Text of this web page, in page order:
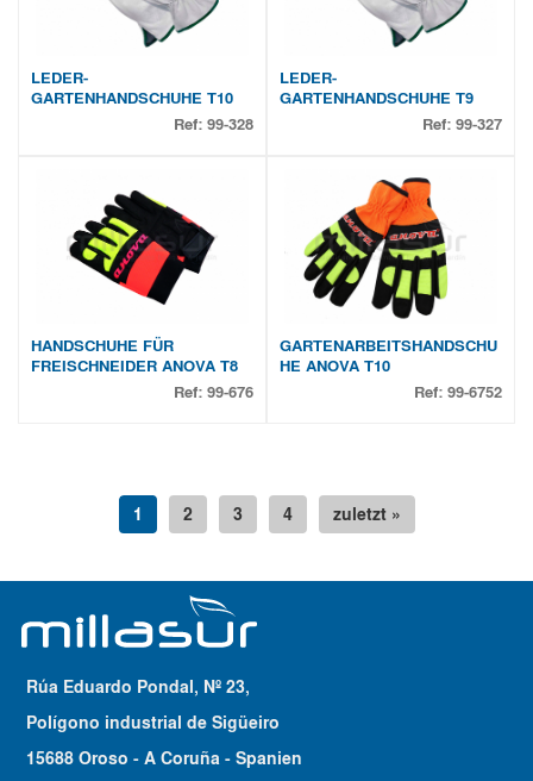
LEDER-
GARTENHANDSCHUHE T10
Ref: 99-328
LEDER-
GARTENHANDSCHUHE T9
Ref: 99-327
HANDSCHUHE FÜR
FREISCHNEIDER ANOVA T8
Ref: 99-676
GARTENARBEITSHANDSCHU
HE ANOVA T10
Ref: 99-6752
1 2 3 4 zuletzt »
Rúa Eduardo Pondal, Nº 23,
Polígono industrial de Sigüeiro
15688 Oroso - A Coruña - Spanien